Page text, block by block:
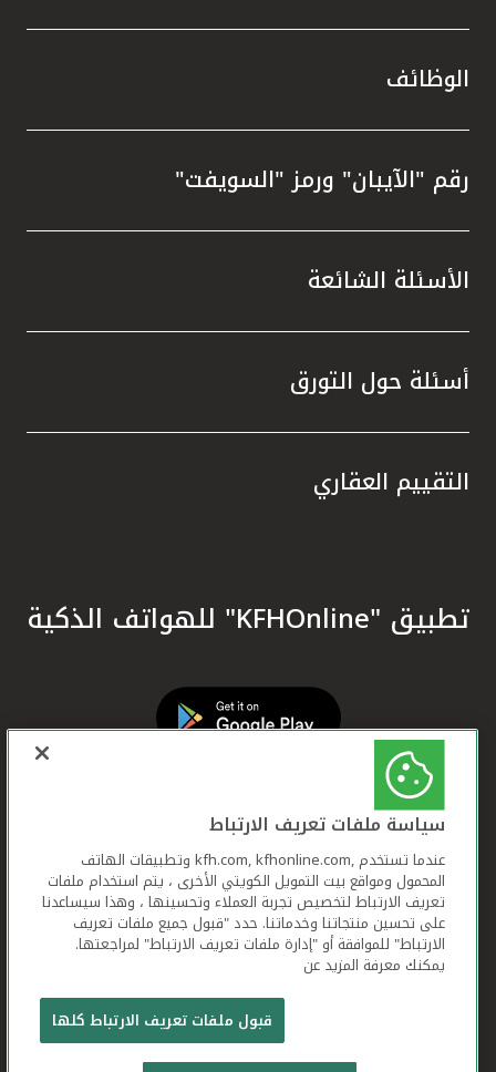
الوظائف
رقم "الآيبان" ورمز "السويفت"
الأسئلة الشائعة
أسئلة حول التورق
التقييم العقاري
تطبيق "KFHOnline" للهواتف الذكية
بيت التمويل الكويتي جميع الحقوق محفوظة © 2026
شروط وأحكام استخدام الموقع الإلكتروني
سياسة ملفات تعريف الارتباط
عندما تستخدم ,kfh.com, kfhonline.com وتطبيقات الهاتف
المحمول ومواقع بيت التمويل الكويتي الأخرى ، يتم استخدام ملفات
تعريف الارتباط لتخصيص تجربة العملاء وتحسينها ، وهذا سيساعدنا
على تحسين منتجاتنا وخدماتنا. حدد "قبول جميع ملفات تعريف
الارتباط" للموافقة أو "إدارة ملفات تعريف الارتباط" لمراجعتها.
يمكنك معرفة المزيد عن
قبول ملفات تعريف الارتباط كلها